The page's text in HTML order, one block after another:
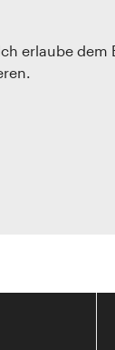
erlaube dem